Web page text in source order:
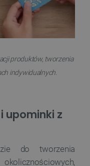
produktów, tworzenia
indywidualnych.
upominki z
do tworzenia